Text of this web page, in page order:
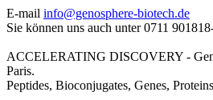
E-mail info@genosphere-biotech.de
Sie können uns auch unter 0711
ACCELERATING DISCOVERY -
Paris.
Peptides, Bioconjugates, Genes,